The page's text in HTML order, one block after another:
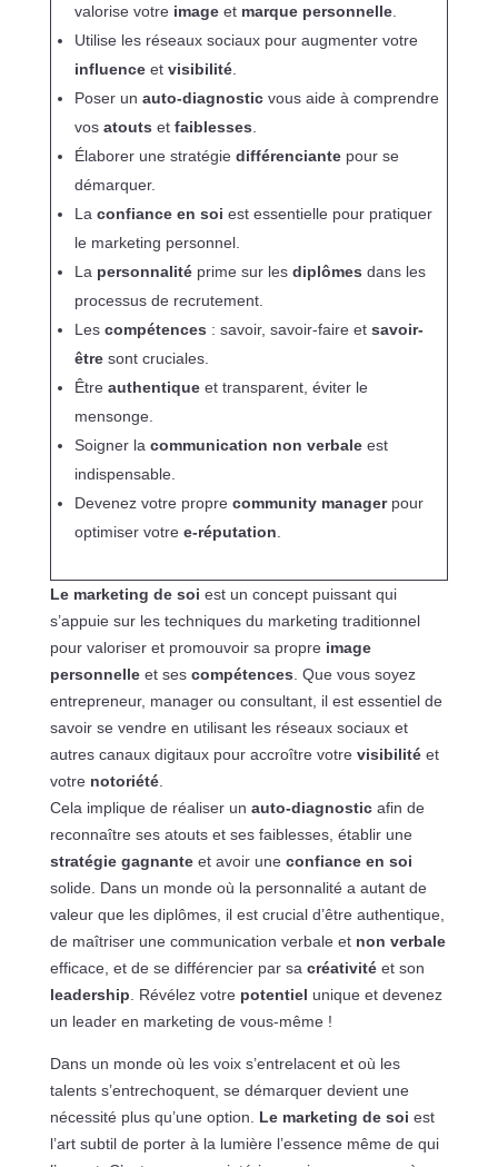
valorise votre imageet marque personnelle.
Utilise les réseaux sociaux pour augmenter votre
influenceet visibilité.
Poser un auto-diagnosticvous aide à comprendre
vos atouts et faiblesses
Élaborer une stratégie différenciantepour se
démarquer.
La confiance en soi est essentielle pour pratiquer
le marketing personnel.
La personnalitéprime sur les diplômes dans les
processus de recrutement.
Les compétences : savoir, savoir-faire et savoir-
êtresont cruciales.
Être authentiqueet transparent, éviter le
mensonge.
Soigner la communication non verbaleest
indispensable.
Devenez votre propre community managerpour
optimiser votre e-réputation
Le marketing de soi est un concept puissant qui
s’appuie sur les techniques du marketing traditionnel
pour valoriser et promouvoir sa propre image
personnelleet ses compétences . Que vous soyez
entrepreneur, manager ou consultant, il est essentiel de
savoir se vendre en utilisant les réseaux sociaux et
autres canaux digitaux pour accroître votre visibilitéet
votre notoriété.
Cela implique de réaliser un auto-diagnosticafin de
reconnaître ses atouts et ses faiblesses, établir une
stratégie gagnanteet avoir une confiance en soi
solide. Dans un monde où la personnalité a autant de
valeur que les diplômes, il est crucial d’être authentique,
de maîtriser une communication verbale et non verbale
efficace, et de se différencier par sa créativitéet son
leadership . Révélez votre potentiel unique et devenez
un leader en marketing de vous-même !
Dans un monde où les voix s’entrelacent et où les
talents s’entrechoquent, se démarquer devient une
nécessité plus qu’une option. Le marketing de soi est
l’art subtil de porter à la lumière l’essence même de qui